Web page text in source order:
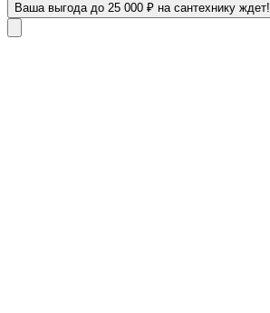
Ваша выгода до 25 000 ₽ на сантехнику ждет!